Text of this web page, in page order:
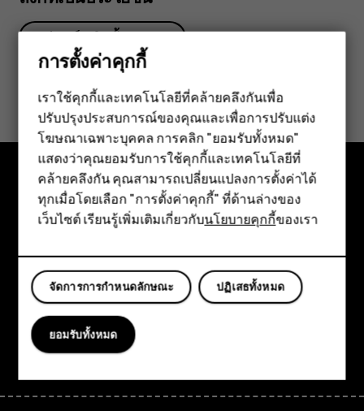
สมาร์ทโฟน
ฟีเจอร์โฟน
อุปกรณ์เสริม
แท็บเล็ต
อุปกรณ์เสริมทั้งหมด
Product warranty
สำรวจ
Planet and people
การสนับสนุน
FacebookInstagram
Tiktok
การตั้งค่าคุกกี้
เราใช้คุกกี้และเทคโนโลยีที่คล้ายคลึงกันเพื่อ
ปรับปรุงประสบการณ์ของคุณและเพื่อการปรับแต่ง
โฆษณาเฉพาะบุคคล การคลิก "ยอมรับทั้งหมด"
แสดงว่าคุณยอมรับการใช้คุกกี้และเทคโนโลยีที่
คล้ายคลึงกัน คุณสามารถเปลี่ยนแปลงการตั้งค่าได้
ทุกเมื่อโดยเลือก "การตั้งค่าคุกกี้" ที่ด้านล่างของ
เว็บไซต์ เรียนรู้เพิ่มเติมเกี่ยวกับนโยบายคุกกี้ของเรา
ปฏิเสธทั้งหมด
จัดการการกำหนดลักษณะ
ยอมรับทั้งหมด